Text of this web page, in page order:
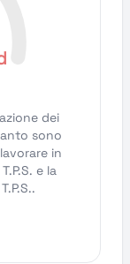
dei
sono
in
e la